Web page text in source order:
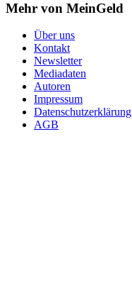
Mehr von MeinGeld
Über uns
Kontakt
Newsletter
Mediadaten
Autoren
Impressum
Datenschutzerklärung
AGB